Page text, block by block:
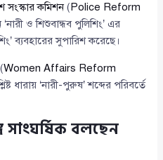
সংস্কার কমিশন( Police Reform
ও শিশুবান্ধব পুলিশিং’ এর
ব্যবহারের সুপারিশ করেছে।
Women Affairs Reform
ধারায় ‘নারী-পুরুষ’ শব্দের পরিবর্তে
সাংঘর্ষিক বলছেন